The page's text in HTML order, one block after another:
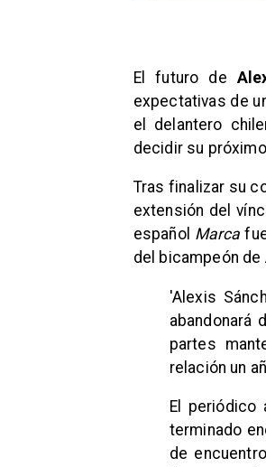
El futuro de
expectativas de
el delantero
decidir su
Tras finalizar su
extensión del
español Marca
del bicampeón de
'Alexis
abandonará
partes
relación un
El periódico
terminado
de